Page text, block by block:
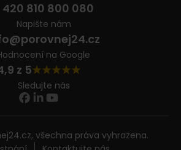
420 810 800 080
Napište nám
na Google
z 5
Sledujte nás
všechna práva vyhrazena.